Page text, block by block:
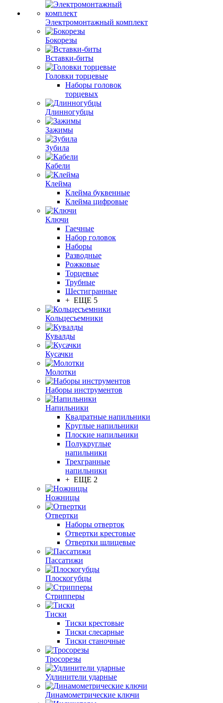
Электромонтажный комплект
Бокорезы
Вставки-биты
Головки торцевые
Наборы головок
торцевых
Длинногубцы
Зажимы
Зубила
Кабели
Клейма
Клейма буквенные
Клейма цифровые
Ключи
Гаечные
Набор головок
Наборы
Разводные
Рожковые
Торцевые
Трубные
Шестигранные
+ ЕЩЕ 5
Кольцесъемники
Кувалды
Кусачки
Молотки
Наборы инструментов
Напильники
Квадратные напильники
Круглые напильники
Плоские напильники
Полукруглые
напильники
Трехгранные
напильники
+ ЕЩЕ 2
Ножницы
Отвертки
Наборы отверток
Отвертки крестовые
Отвертки шлицевые
Пассатижи
Плоскогубцы
Стрипперы
Тиски
Тиски крестовые
Тиски слесарные
Тиски станочные
Тросорезы
Удлинители ударные
Динамометрические ключи